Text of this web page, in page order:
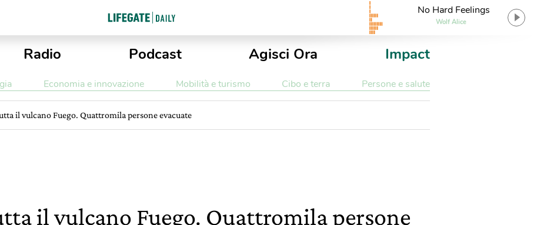
No Hard Feelings
Wolf Alice
Radio Podcast Agisci Ora Impact
Economia e innovazione Mobilità e turismo Cibo e terra Persone e salute
il vulcano Fuego. Quattromila persone evacuate
il vulcano Fuego. Quattromila persone